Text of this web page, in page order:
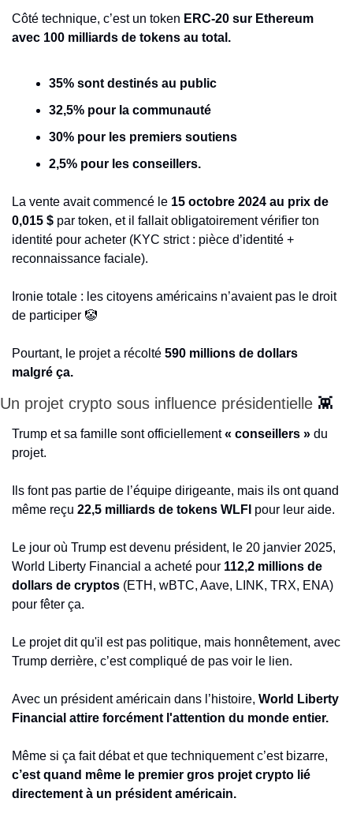
Côté technique, c’est un token ERC-20 sur Ethereum
avec 100 milliards de tokens au total.
35% sont destinés au public
32,5% pour la communauté
30% pour les premiers soutiens
2,5% pour les conseillers.
La vente avait commencé le 15 octobre 2024 au prix de
0,015 $ par token, et il fallait obligatoirement vérifier ton
identité pour acheter (KYC strict : pièce d’identité +
reconnaissance faciale).
Ironie totale : les citoyens américains n’avaient pas le droit
de participer 🤡
Pourtant, le projet a récolté 590 millions de dollars
malgré ça.
Un projet crypto sous influence présidentielle 👾
Trump et sa famille sont officiellement « conseillers » du
projet.
Ils font pas partie de l’équipe dirigeante, mais ils ont quand
même reçu 22,5 milliards de tokens WLFI pour leur aide.
Le jour où Trump est devenu président, le 20 janvier 2025,
World Liberty Financial a acheté pour 112,2 millions de
dollars de cryptos (ETH, wBTC, Aave, LINK, TRX, ENA)
pour fêter ça.
Le projet dit qu'il est pas politique, mais honnêtement, avec
Trump derrière, c’est compliqué de pas voir le lien.
Avec un président américain dans l’histoire, World Liberty
Financial attire forcément l'attention du monde entier.
c’est quand même le premier gros projet crypto lié
directement à un président américain.